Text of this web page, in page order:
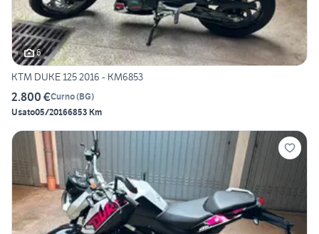
6
KTM DUKE 125 2016 - KM6853
2.800 €Curno(BG)
Usato05/20166853 Km